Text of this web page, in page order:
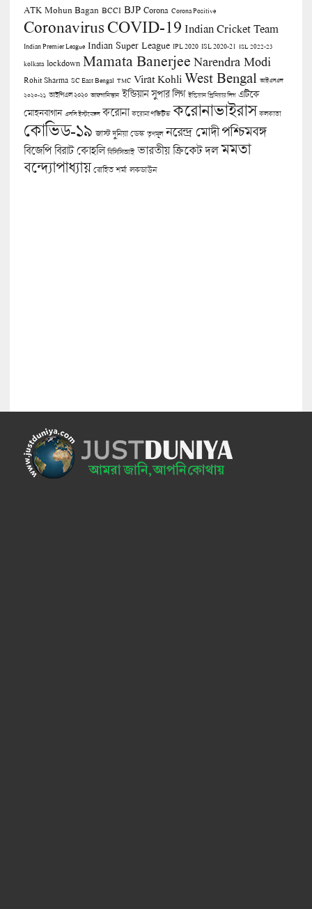
ATK Mohun Bagan BCCI BJP Corona Corona Positive
CoronavirusCOVID-19 Indian Cricket Team
Indian Premier League Indian Super League IPL 2020 ISL 2020-21 ISL 2022-23
kolkata lockdown Mamata Banerjee Narendra Modi
Rohit Sharma SC East Bengal TMC Virat Kohli West Bengal আইএসএল
২০২০-২১ আইপিএল ২০২০ আফগানিস্তান ইন্ডিয়ান সুপার লিগ ইন্ডিয়ান প্রিমিয়ার লিগ এটিকে
মোহনবাগান এসসি ইস্টবেঙ্গল করোনা করোনা পজিটিভ করোনাভাইরাস কলকাতা
কোভিড-১৯ জাস্ট দুনিয়া ডেস্ক তৃণমূল নরেন্দ্র মোদী পশ্চিমবঙ্গ
বিজেপি বিরাট কোহলি বিসিসিআই ভারতীয় ক্রিকেট দল মমতা
বন্দ্যোপাধ্যায় রোহিত শর্মা লকডাউন